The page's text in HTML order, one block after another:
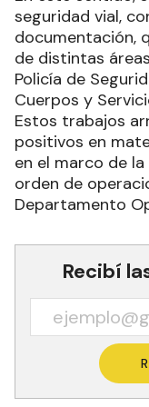
seguridad vial,
documentación,
de distintas
Policía de
Cuerpos y
Estos trabajos
positivos en
en el marco de
orden de
Departamento
Recibí